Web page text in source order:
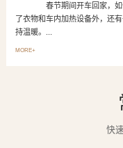
春节期间开车回家，如何
了衣物和车内加热设备外，还
持温暖。...
MORE+
快